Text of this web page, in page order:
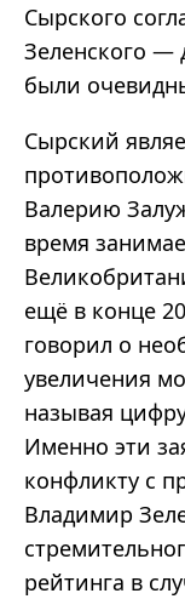
Сырского
Зеленского —
были
Сырский
Валерию
время
ещё в конце
говорил о
увеличения
называя
Именно эти
конфликту с
Владимир
рейтинга в